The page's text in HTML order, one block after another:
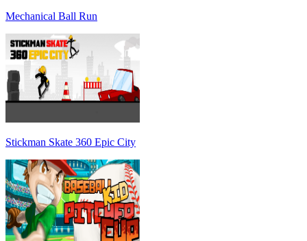
Mechanical Ball Run
Stickman Skate 360 Epic City